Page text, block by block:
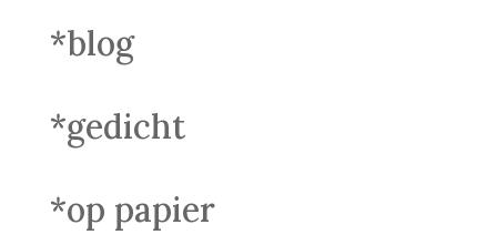
*blog
*gedicht
*op papier